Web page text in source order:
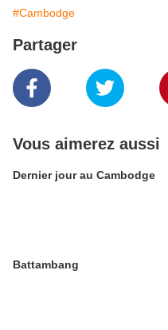
#Cambodge
Partager
Vous aimerez aussi
Dernier jour au Cambodge
Battambang